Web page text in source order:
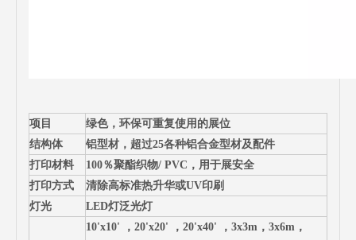
项目
绿色，环保可重复使用的展位
结构体
铝型材，超过25各种铝合金型材及配件
打印材料
100％聚酯织物/ PVC，用于展安全
打印方式
清除高标准热升华或UV印刷
灯光
LED灯泛光灯
10'x10' ，20'x20' ，20'x40' ，3x3m，3x6m，